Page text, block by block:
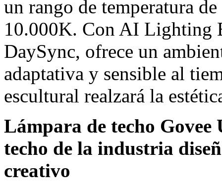
un rango de temperatura
10.000K. Con AI Lighting
DaySync, ofrece un
adaptativa y sensible al
escultural realzará la
Lámpara de techo
techo de la industria
creativo